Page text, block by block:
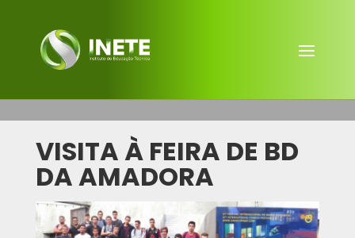
VISITA À FEIRA DE BD
DA AMADORA